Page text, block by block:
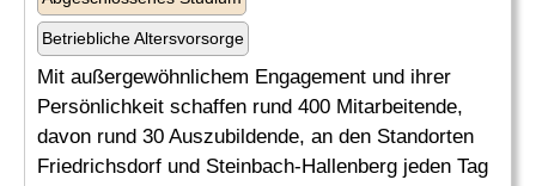
Betriebliche Altersvorsorge
Mit außergewöhnlichem Engagement und ihrer
Persönlichkeit schaffen rund 400 Mitarbeitende,
davon rund 30 Auszubildende, an den Standorten
Friedrichsdorf und Steinbach-Hallenberg jeden Tag